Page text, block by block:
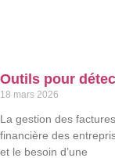
Outils pour
18 mars 2026
La gestion des
financière des
et le besoin d’une